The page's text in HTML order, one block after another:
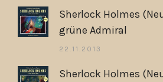
Sherlock Holmes
grüne Admiral
22.11.2013
Sherlock Holmes